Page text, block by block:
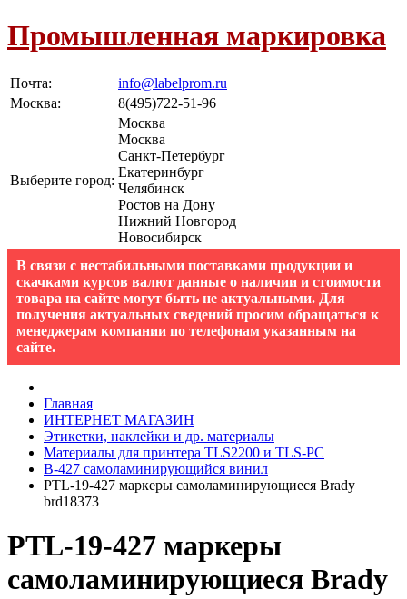
Промышленная маркировка
Почта:
info@labelprom.ru
Москва: 8(495)722-51-96
Выберите город:
Москва
Москва
Санкт-Петербург
Екатеринбург
Челябинск
Ростов на Дону
Нижний Новгород
Новосибирск
В связи с нестабильными поставками продукции и
скачками курсов валют данные о наличии и стоимости
товара на сайте могут быть не актуальными. Для
получения актуальных сведений просим обращаться к
менеджерам компании по телефонам указанным на
сайте.
Главная
ИНТЕРНЕТ МАГАЗИН
Этикетки, наклейки и др. материалы
Материалы для принтера TLS2200 и TLS-PC
B-427 cамоламинирующийся винил
PTL-19-427 маркеры самоламинирующиеся Brady
brd18373
PTL-19-427 маркеры
самоламинирующиеся Brady